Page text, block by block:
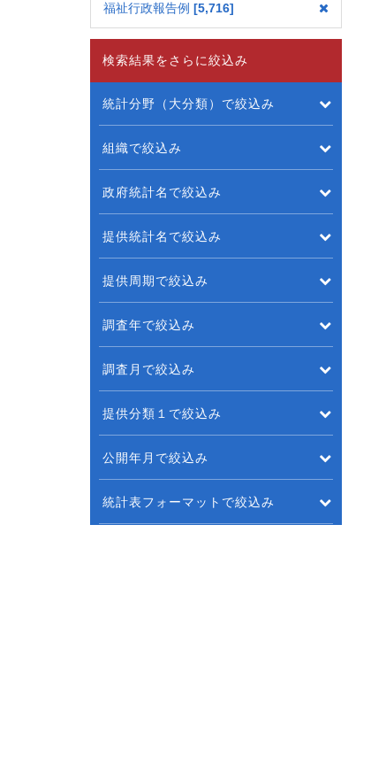
福祉行政報告例 5,716
検索結果をさらに絞込み
統計分野（大分類）で絞込み
組織で絞込み
政府統計名で絞込み
提供統計名で絞込み
提供周期で絞込み
調査年で絞込み
調査月で絞込み
提供分類１で絞込み
公開年月で絞込み
統計表フォーマットで絞込み